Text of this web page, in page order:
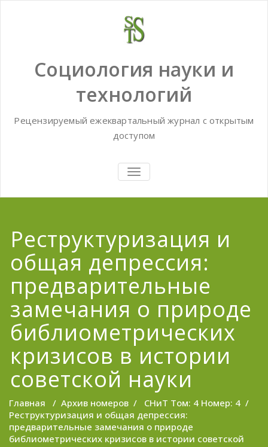
Социология науки и
технологий
Рецензируемый ежеквартальный журнал с открытым
доступом
TOGGLE
NAVIGATION
Реструктуризация и
общая депрессия:
предварительные
замечания о природе
библиометрических
кризисов в истории
советской науки
Главная / Архив номеров / СНиТ Том: 4 Номер: 4 /
Реструктуризация и общая депрессия:
предварительные замечания о природе
библиометрических кризисов в истории советской